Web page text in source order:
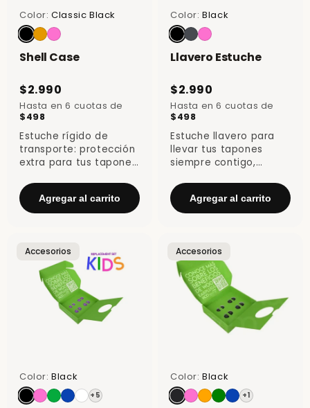
Color:Classic Black
Shell Case
$2.990
Hasta en 6 cuotas de
$498
Estuche rígido de
transporte: protección
extra para tus tapones
Agregar al carrito
Color:Black
Llavero Estuche
$2.990
Hasta en 6 cuotas de
$498
Estuche llavero para
llevar tus tapones
siempre contigo,
para usar.
Agregar al carrito
Accesorios
Color:Black
+5
Accesorios
Color:Black
+1